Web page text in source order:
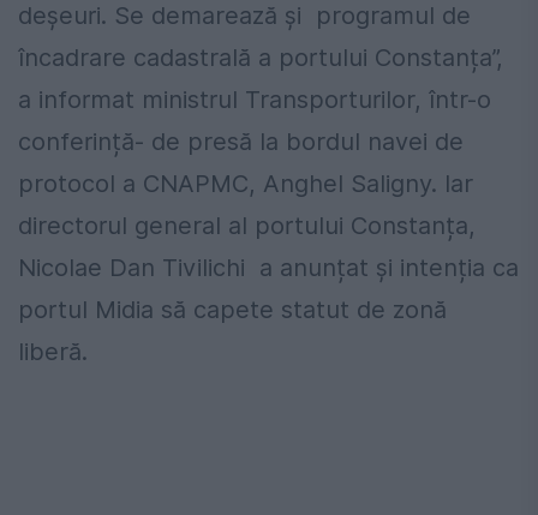
deșeuri. Se demarează și programul de
încadrare cadastrală a portului Constanța”,
a informat ministrul Transporturilor, într-o
conferință- de presă la bordul navei de
protocol a CNAPMC, Anghel Saligny. Iar
directorul general al portului Constanța,
Nicolae Dan Tivilichi a anunțat și intenția ca
portul Midia să capete statut de zonă
liberă.